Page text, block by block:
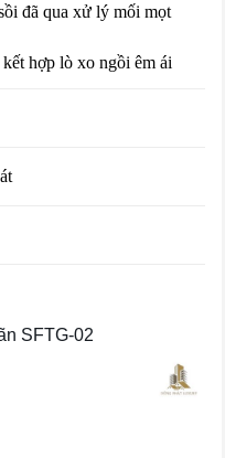
đã qua xử lý mối mọt
hợp lò xo ngồi êm ái
SFTG-02